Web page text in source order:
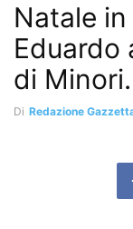
Natale
Eduardo
di Minori.
Di Redazione